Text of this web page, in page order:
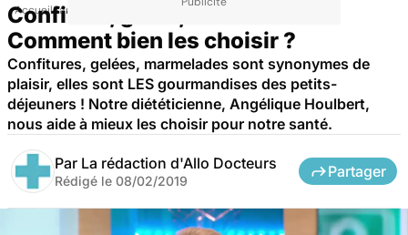
AccueilSanté
Confiture, gelée, marmelade...
Comment bien les choisir ?
Confitures, gelées, marmelades sont synonymes de
plaisir, elles sont LES gourmandises des petits-
déjeuners ! Notre diététicienne, Angélique Houlbert,
nous aide à mieux les choisir pour notre santé.
Par La rédaction d'Allo Docteurs
Rédigé le 08/02/2019
Partager